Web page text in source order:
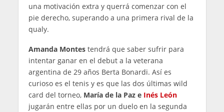
una motivación extra y querrá comenzar con el
pie derecho, superando a una primera rival de la
qualy.
Amanda Montestendrá que saber sufrir para
intentar ganar en el debut a la veterana
argentina de 29 años Berta Bonardi. Así es
curioso es el tenis y es que las dos últimas wild
card del torneo, María de la Paz e Inés León
jugarán entre ellas por un duelo en la segunda